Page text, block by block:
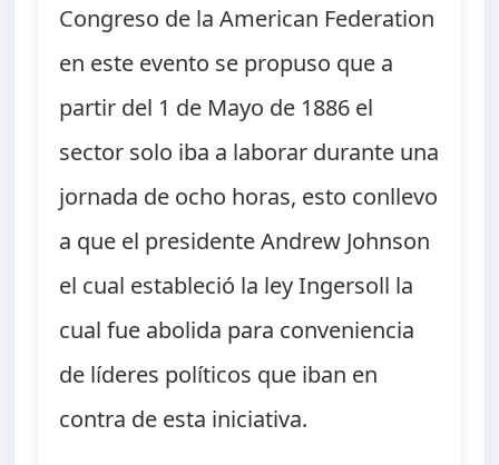
Congreso de la American Federation
en este evento se propuso que a
partir del 1 de Mayo de 1886 el
sector solo iba a laborar durante una
jornada de ocho horas, esto conllevo
a que el presidente Andrew Johnson
el cual estableció la ley Ingersoll la
cual fue abolida para conveniencia
de líderes políticos que iban en
contra de esta iniciativa.